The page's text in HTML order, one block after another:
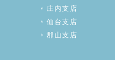
庄内支店
仙台支店
郡山支店